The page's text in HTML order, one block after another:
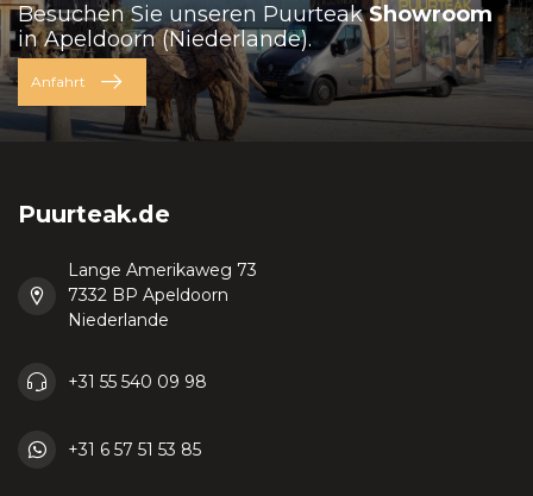
Besuchen Sie unseren PuurteakShowroom
in Apeldoorn (Niederlande).
Anfahrt
Puurteak.de
Lange Amerikaweg 73
7332 BP Apeldoorn
Niederlande
+31 55 540 09 98
+31 6 57 51 53 85